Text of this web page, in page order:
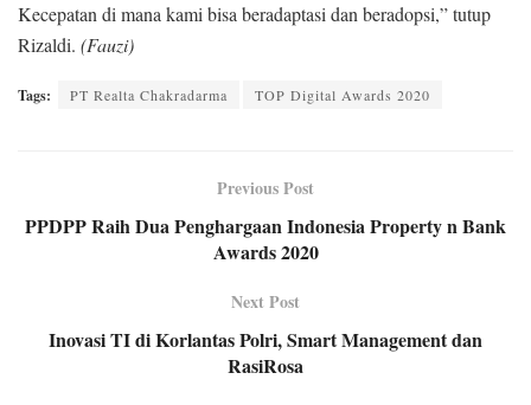
Kecepatan di mana kami bisa beradaptasi dan beradopsi,” tutup
Rizaldi. (Fauzi)
Tags: PT Realta Chakradarma TOP Digital Awards 2020
Previous Post
PPDPP Raih Dua Penghargaan Indonesia Property n Bank
Awards 2020
Next Post
Inovasi TI di Korlantas Polri, Smart Management dan
RasiRosa